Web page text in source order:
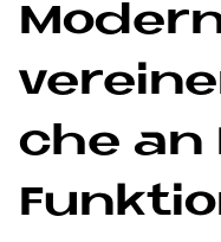
che an